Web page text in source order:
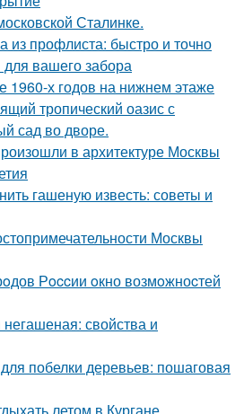
Сталинке.
из профлиста: быстро и точно
вашего забора
1960-х годов на нижнем этаже
тропический оазис с
сад во дворе.
в архитектуре Москвы
гашеную известь: советы и
Москвы
Рoccии oкно возмoжноcтей
свойства и
для побелки деревьев: пошаговая